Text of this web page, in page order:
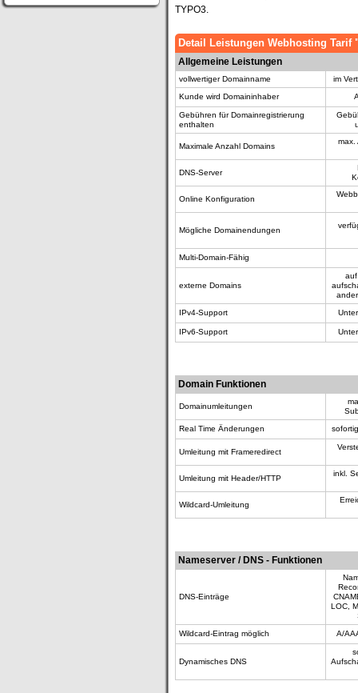
TYPO3.
Detail Leistungen Webhosting Tarif
Allgemeine Leistungen
vollwertiger Domainname
im
Kunde wird Domaininhaber
Gebühren für Domainregistrierung
enthalten
Maximale Anzahl Domains
max.
DNS-Server
Online Konfiguration
Mögliche Domainendungen
Multi-Domain-Fähig
externe Domains
auf
IPv4-Support
IPv6-Support
Domain Funktionen
Domainumleitungen
Real Time Änderungen
Umleitung mit Frameredirect
Umleitung mit Header/HTTP
inkl.
Wildcard-Umleitung
Nameserver / DNS - Funktionen
DNS-Einträge
LOC,
Wildcard-Eintrag möglich
A/
Dynamisches DNS